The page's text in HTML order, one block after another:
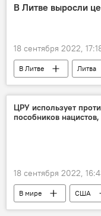
В Литве выросли
18 сентября 2022,
В Литве Литва
Экономика
рынок жилья в Литве
ЦРУ использует
пособников
18 сентября 2022,
В мире США
СССР
ЦРУ